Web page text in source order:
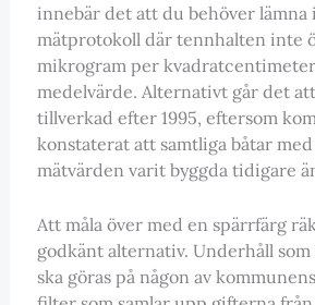
innebär det att du behöver
mätprotokoll där tennhalten inte
mikrogram per
medelvärde. Alternativt går det
tillverkad efter 1995, eftersom
konstaterat att samtliga båtar
mätvärden varit byggda tidigare
Att måla över med en spärrfärg
godkänt alternativ. Underhåll
ska göras på någon av